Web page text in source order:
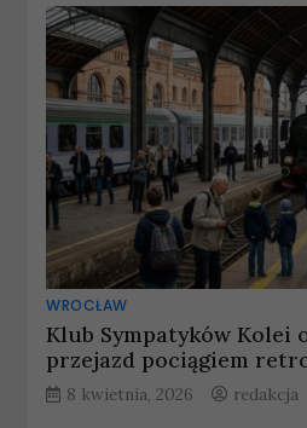
WROCŁAW
Klub Sympatyków Kolei
przejazd pociągiem
8 kwietnia, 2026 redakcja